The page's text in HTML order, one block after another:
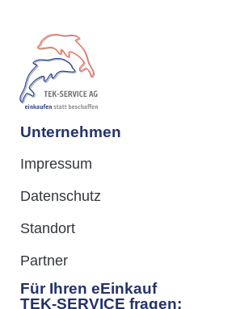
Unternehmen
Impressum
Datenschutz
Standort
Partner
Für Ihren eEinkauf
TEK-SERVICE fragen: